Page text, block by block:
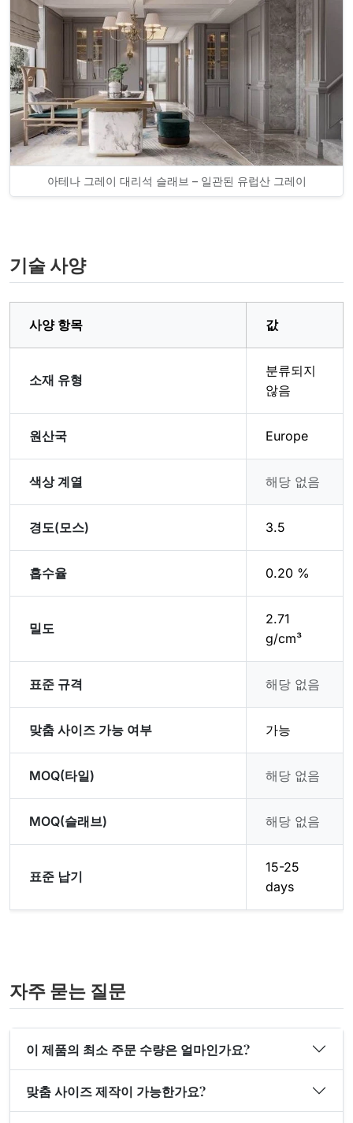
아테나 그레이 대리석 슬래브 – 일관된 유럽산 그레이
기술 사양
사양 항목 값
소재 유형
분류되지
않음
원산국 Europe
색상 계열 해당 없음
경도(모스) 3.5
흡수율 0.20 %
밀도
2.71
g/cm³
표준 규격 해당 없음
맞춤 사이즈 가능 여부 가능
MOQ(타일) 해당 없음
MOQ(슬래브) 해당 없음
표준 납기
15-25
days
자주 묻는 질문
이 제품의 최소 주문 수량은 얼마인가요?
맞춤 사이즈 제작이 가능한가요?